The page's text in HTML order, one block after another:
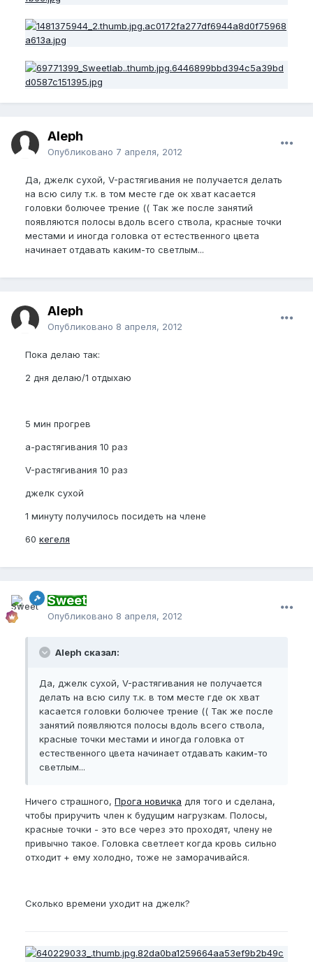
Aleph
Опубликовано 7 апреля, 2012
Да, джелк сухой, V-растягивания не получается делать
на всю силу т.к. в том месте где ок хват касается
головки болючее трение (( Так же после занятий
появляются полосы вдоль всего ствола, красные точки
местами и иногда головка от естественного цвета
начинает отдавать каким-то светлым...
Aleph
Опубликовано 8 апреля, 2012
Пока делаю так:
2 дня делаю/1 отдыхаю
5 мин прогрев
а-растягивания 10 раз
V-растягивания 10 раз
джелк сухой
1 минуту получилось посидеть на члене
60 кегеля
Sweet
Опубликовано 8 апреля, 2012
Aleph сказал:
Да, джелк сухой, V-растягивания не получается
делать на всю силу т.к. в том месте где ок хват
касается головки болючее трение (( Так же после
занятий появляются полосы вдоль всего ствола,
красные точки местами и иногда головка от
естественного цвета начинает отдавать каким-то
светлым...
Ничего страшного, Прога новичка для того и сделана,
чтобы приручить член к будущим нагрузкам. Полосы,
красные точки - это все через это проходят, члену не
привычно такое. Головка светлеет когда кровь сильно
отходит + ему холодно, тоже не заморачивайся.
Сколько времени уходит на джелк?